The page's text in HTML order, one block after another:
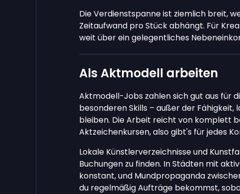
Die Verdienstspanne ist ziemlich breit,
Zeitaufwand pro Stück abhängt. Für
weit über ein gelegentliches
Als Aktmodell arbeiten
Aktmodell-Jobs zahlen sich gut aus für
besonderen Skills – außer der Fähigkeit,
bleiben. Die Arbeit reicht von komplett
Aktzeichenkursen, also gibt's für jedes
Lokale Künstlerverzeichnisse und
Buchungen zu finden. In Städten mit
konstant, und Mundpropaganda
du regelmäßig Aufträge bekommst,